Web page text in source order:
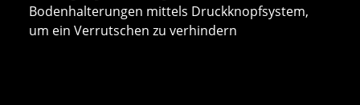
Bodenhalterungen mittels Druckknopfsystem,
um ein Verrutschen zu verhindern